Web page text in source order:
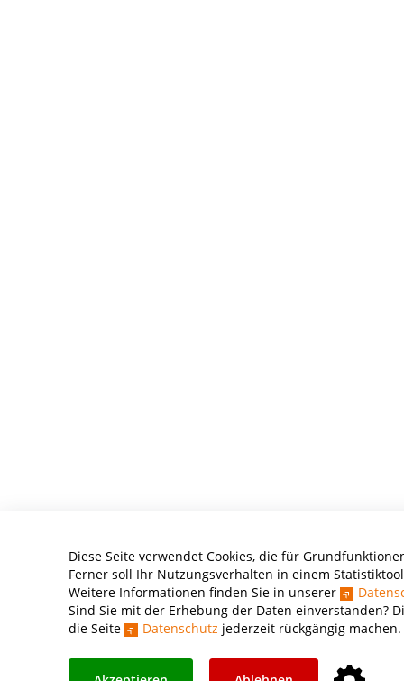
Diese Seite verwendet Cookies, die für
Ferner soll Ihr Nutzungsverhalten in einem
Weitere Informationen finden Sie in unserer
Sind Sie mit der Erhebung der Daten einverstanden?
die Seite
Datenschutz jederzeit rückgängig machen.